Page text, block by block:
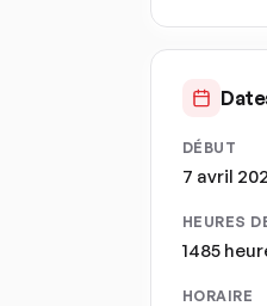
DÉBUT
7 avril
HEURES
1485
HORAIRE